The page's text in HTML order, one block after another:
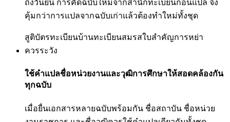
ถึงวันยื่น การคัดฉบับใหม่จากสำนักทะเบียนก่อนแปล จึง
คุ้มกว่าการแปลจากฉบับเก่าแล้วต้องทำใหม่ทั้งชุด
สูติบัตรทะเบียนบ้านทะเบียนสมรสใบสำคัญการหย่า
ควรระวัง
ใช้คำแปลชื่อหน่วยงานและวุฒิการศึกษาให้สอดคล้องกัน
ทุกฉบับ
เมื่อยื่นเอกสารหลายฉบับพร้อมกัน ชื่อสถาบัน ชื่อหน่วย